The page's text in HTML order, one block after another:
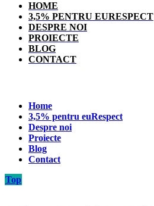
HOME
3,5% PENTRU EURESPECT
DESPRE NOI
PROIECTE
BLOG
CONTACT
Home
3,5% pentru euRespect
Despre noi
Proiecte
Blog
Contact
Top